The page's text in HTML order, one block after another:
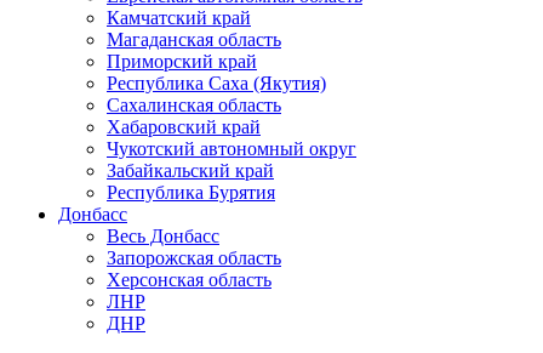
Камчатский край
Магаданская область
Приморский край
Республика Саха (Якутия)
Сахалинская область
Хабаровский край
Чукотский автономный округ
Забайкальский край
Республика Бурятия
Донбасс
Весь Донбасс
Запорожская область
Херсонская область
ЛНР
ДНР